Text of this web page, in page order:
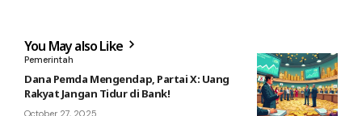
You May also Like
Pemerintah
Dana Pemda Mengendap, Partai X: Uang
Rakyat Jangan Tidur di Bank!